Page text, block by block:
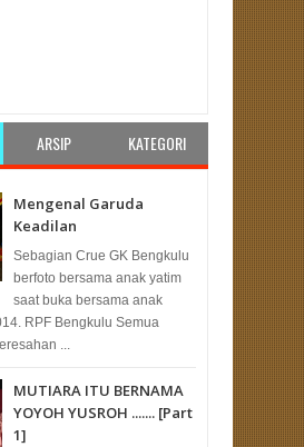
ARSIP KATEGORI
Mengenal Garuda
Keadilan
Sebagian Crue GK Bengkulu
berfoto bersama anak yatim
saat buka bersama anak
RPF Bengkulu Semua
...
MUTIARA ITU BERNAMA
YOYOH YUSROH ....... [Part
1]